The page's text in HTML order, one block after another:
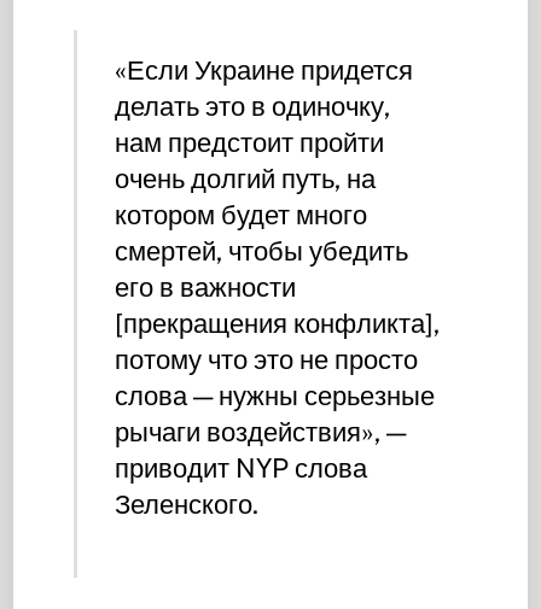
«Если Украине придется
делать это в одиночку,
нам предстоит пройти
очень долгий путь, на
котором будет много
смертей, чтобы убедить
его в важности
[прекращения конфликта],
потому что это не просто
слова — нужны серьезные
рычаги воздействия», —
приводит NYP слова
Зеленского.